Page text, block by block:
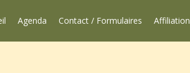
Agenda Contact / Formulaires Affiliation